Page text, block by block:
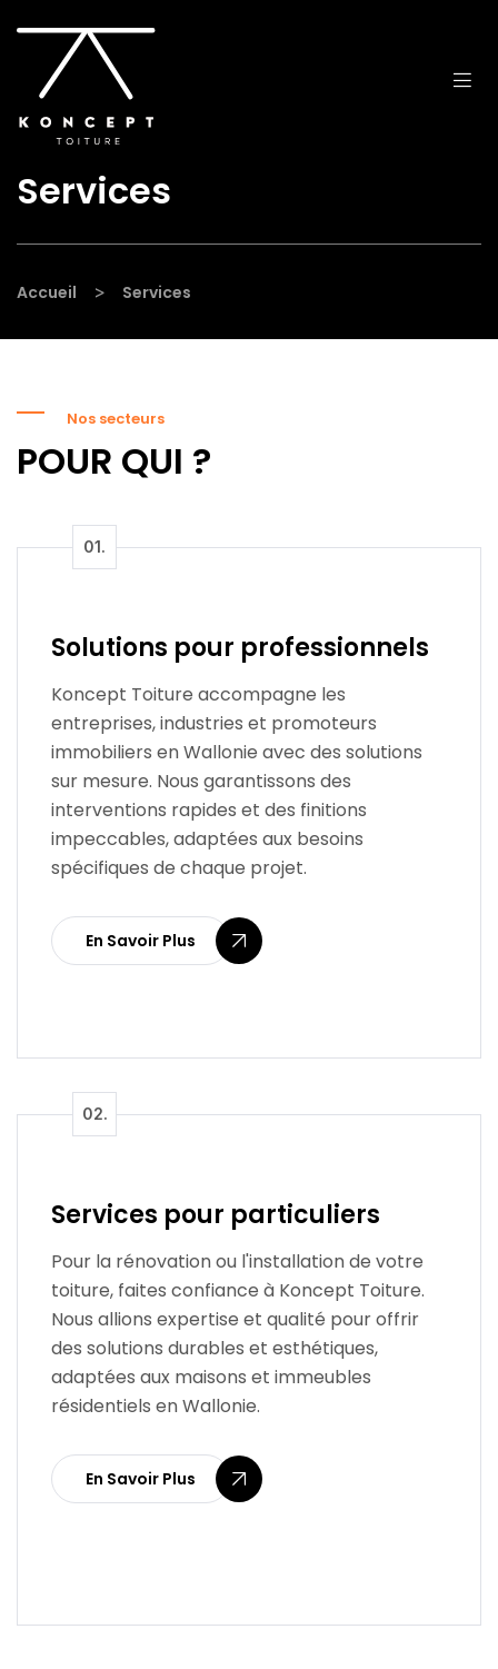
Services
Accueil > Services
Nos secteurs
POUR QUI ?
Solutions pour professionnels
Koncept Toiture accompagne les
entreprises, industries et promoteurs
immobiliers en Wallonie avec des solutions
sur mesure. Nous garantissons des
interventions rapides et des finitions
impeccables, adaptées aux besoins
spécifiques de chaque projet.
En Savoir Plus
Services pour particuliers
Pour la rénovation ou l'installation de votre
toiture, faites confiance à Koncept Toiture.
Nous allions expertise et qualité pour offrir
des solutions durables et esthétiques,
adaptées aux maisons et immeubles
résidentiels en Wallonie.
En Savoir Plus